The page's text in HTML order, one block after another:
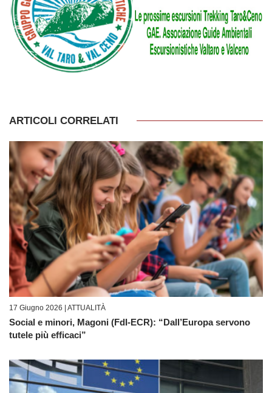
ARTICOLI CORRELATI
17 Giugno 2026 | ATTUALITÀ
Social e minori, Magoni (FdI-ECR): “Dall’Europa servono
tutele più efficaci”